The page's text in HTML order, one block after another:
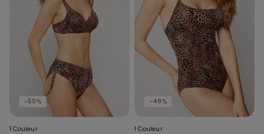
-50%
1 Couleur
-49%
1 Couleur